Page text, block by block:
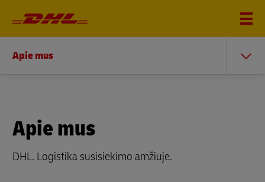
Apie mus
Apie mus
DHL. Logistika susisiekimo amžiuje.